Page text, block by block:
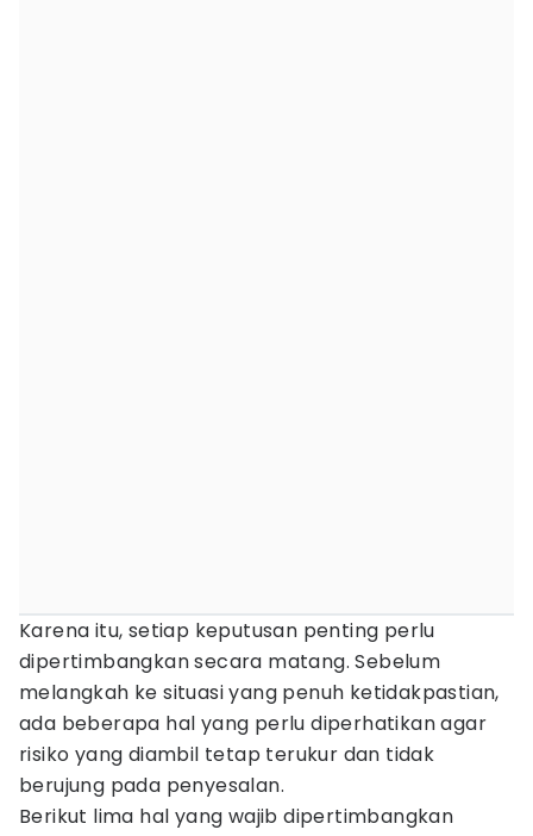
Karena itu, setiap keputusan penting perlu
dipertimbangkan secara matang. Sebelum
melangkah ke situasi yang penuh ketidakpastian,
ada beberapa hal yang perlu diperhatikan agar
risiko yang diambil tetap terukur dan tidak
berujung pada penyesalan.
Berikut lima hal yang wajib dipertimbangkan